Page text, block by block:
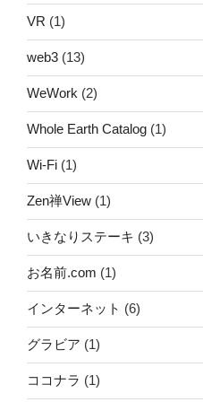
VR (1)
web3 (13)
WeWork (2)
Whole Earth Catalog (1)
Wi-Fi (1)
Zen禅View (1)
いきなりステーキ (3)
お名前.com (1)
インターネット (6)
グラビア (1)
ココナラ (1)